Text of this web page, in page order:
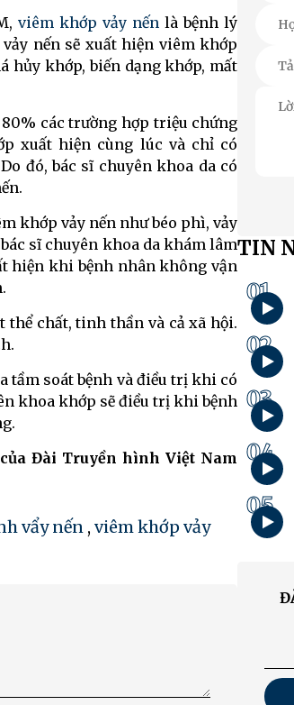
viêm khớp vảy nến là bệnh lý
nến sẽ xuất hiện viêm khớp
hủy khớp, biến dạng khớp, mất
các trường hợp triệu chứng
xuất hiện cùng lúc và chỉ có
đó, bác sĩ chuyên khoa da có
khớp vảy nến như béo phì, vảy
sĩ chuyên khoa da khám lâm
hiện khi bệnh nhân không vận
thể chất, tinh thần và cả xã hội.
tầm soát bệnh và điều trị khi có
khoa khớp sẽ điều trị khi bệnh
Đài Truyền hình Việt Nam
vẩy nến , viêm khớp vảy
TIN
01
02
03
04
05